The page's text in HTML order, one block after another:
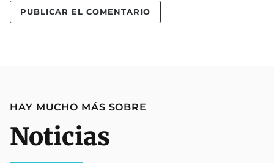
HAY MUCHO MÁS SOBRE
Noticias